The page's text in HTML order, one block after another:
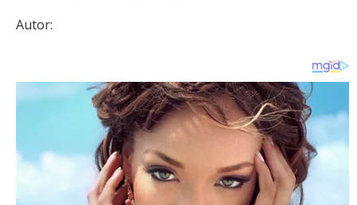
Autor: